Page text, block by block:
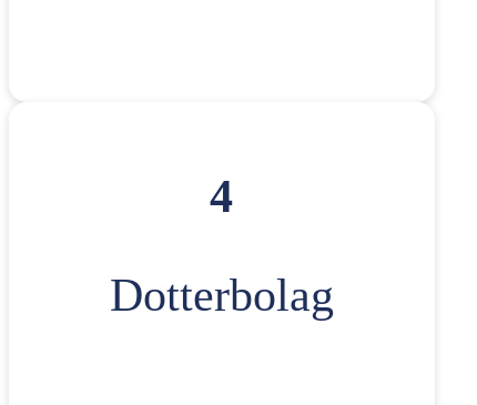
4
Dotterbolag